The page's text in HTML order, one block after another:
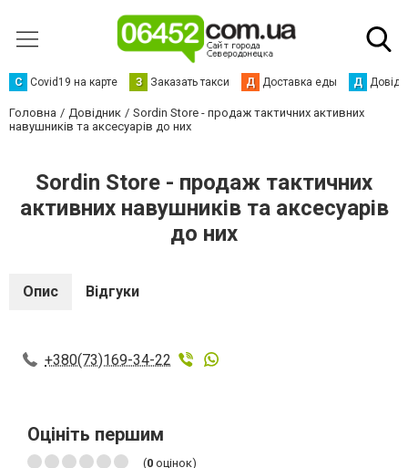
С Сovid19 на карте З Заказать такси Д Доставка еды Д
Головна Довідник
Sordin Store - продаж тактичних активних
навушників та аксесуарів до них
Sordin Store - продаж тактичних
активних навушників та аксесуарів
до них
Опис Відгуки
+380(73)169-34-22
Оцініть першим
(0 оцінок)